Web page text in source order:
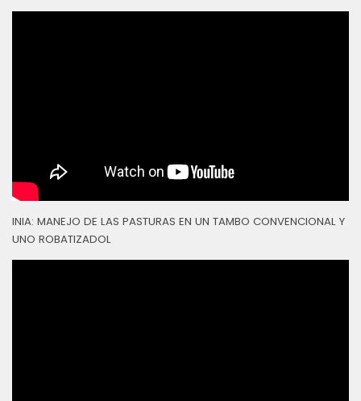
INIA: MANEJO DE LAS PASTURAS EN UN TAMBO CONVENCIONAL Y
UNO ROBATIZADOL